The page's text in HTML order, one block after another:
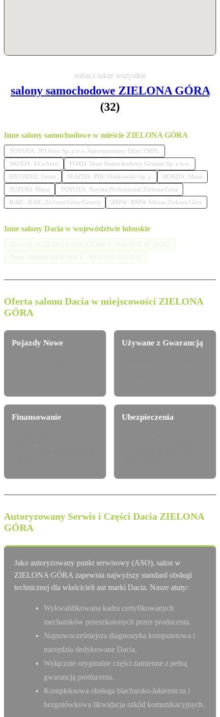
zobacz także wszystkie
salony samochodowe ZIELONA GÓRA
(32)
Inne salony samochodowe w mieście ZIELONA GÓRA
TOYOTA: JPJ Auto Sp. z o.o. Autoryzowany Diler TMPL
SKODA: ECeAuto
FORD: Dom Samochodowy Germaz Sp. z o.o.
HYUNDAI: Gezet
MAZDA: PHU Fiałkowski Sp. j.
HONDA: Masa
SUZUKI: Masa
TOYOTA: Toyota Professional Zielona Góra
BAIC: BAIC Zielona Góra (Gezet)
BMW: BMW Sikora Zielona Góra
Inne salony Dacia w województwie lubuskie
Oferta salonu Dacia w miejscowości ZIELONA
GÓRA
Pojazdy Nowe Używane z Gwarancją
Finansowanie Ubezpieczenia
Autoryzowany Serwis i Części Dacia ZIELONA
GÓRA
Jako autoryzowany punkt serwisowy (ASO), salon w
ZIELONA GÓRA zapewnia najwyższy standard obsługi
technicznej dla właścicieli aut marki Dacia. Nasze atuty:
Wykwalifikowana kadra certyfikowanych
mechaników przeszkolonych przez producenta.
Najnowocześniejsza diagnostyka komputerowa i
narzędzia dedykowane Dacia.
Wyłącznie oryginalne części zamienne z pełną
gwarancją producenta.
Kompleksowa obsługa blacharsko-lakiernicza i
bezgotówkowa likwidacja szkód komunikacyjnych.